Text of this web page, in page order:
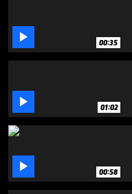
 00:35
 01:02
 00:58